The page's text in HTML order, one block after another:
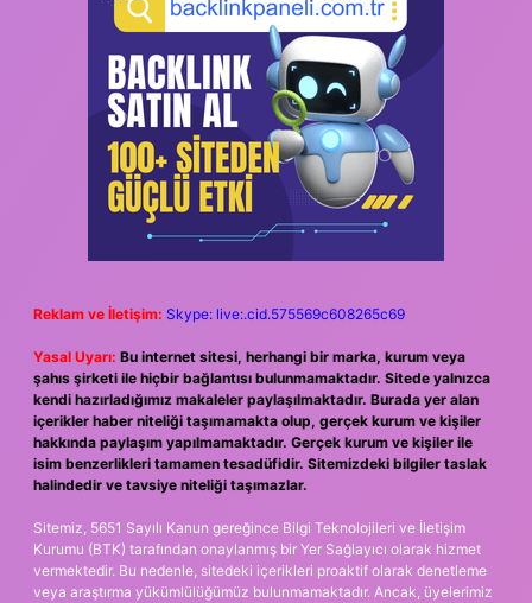
Reklam ve İletişim: Skype: live:.cid.575569c608265c69
Yasal Uyarı: Bu internet sitesi, herhangi bir marka, kurum veya
şahıs şirketi ile hiçbir bağlantısı bulunmamaktadır. Sitede yalnızca
kendi hazırladığımız makaleler paylaşılmaktadır. Burada yer alan
içerikler haber niteliği taşımamakta olup, gerçek kurum ve kişiler
hakkında paylaşım yapılmamaktadır. Gerçek kurum ve kişiler ile
isim benzerlikleri tamamen tesadüfidir. Sitemizdeki bilgiler taslak
halindedir ve tavsiye niteliği taşımazlar.
Sitemiz, 5651 Sayılı Kanun gereğince Bilgi Teknolojileri ve İletişim
Kurumu (BTK) tarafından onaylanmış bir Yer Sağlayıcı olarak hizmet
vermektedir. Bu nedenle, sitedeki içerikleri proaktif olarak denetleme
veya araştırma yükümlülüğümüz bulunmamaktadır. Ancak, üyelerimiz